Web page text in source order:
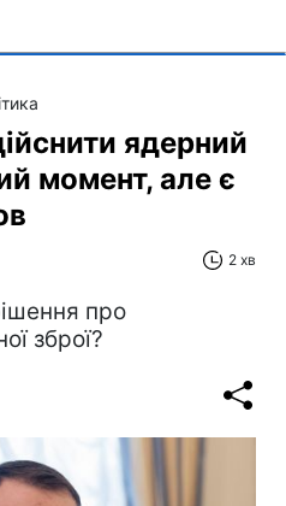
ядерний
момент, але є
2 хв
про
зброї?